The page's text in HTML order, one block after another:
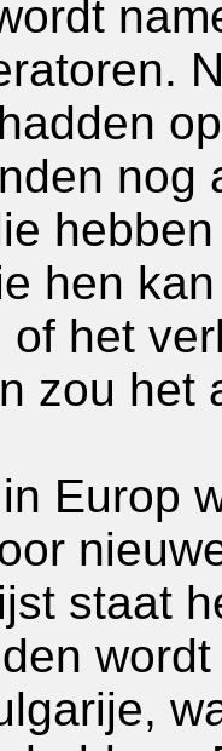
nog
hen
het
zou het
Europ
staat